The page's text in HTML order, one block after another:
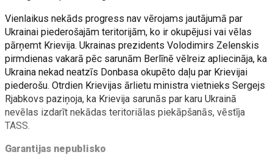
Vienlaikus nekāds progress nav vērojams jautājumā par
Ukrainai piederošajām teritorijām, ko ir okupējusi vai vēlas
pārņemt Krievija. Ukrainas prezidents Volodimirs Zelenskis
pirmdienas vakarā pēc sarunām Berlīnē vēlreiz apliecināja, ka
Ukraina nekad neatzīs Donbasa okupēto daļu par Krievijai
piederošu. Otrdien Krievijas ārlietu ministra vietnieks Sergejs
Rjabkovs paziņoja, ka Krievija sarunās par karu Ukrainā
nevēlas izdarīt nekādas teritoriālas piekāpšanās, vēstīja
TASS.
Garantijas nepublisko